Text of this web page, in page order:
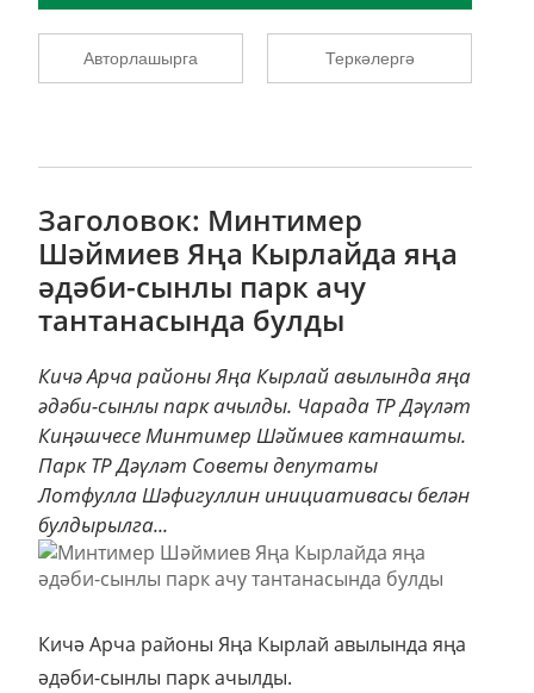
Авторлашырга Теркәлергә
Заголовок: Минтимер
Шәймиев Яңа Кырлайда яңа
әдәби-сынлы парк ачу
тантанасында булды
Кичә Арча районы Яңа Кырлай авылында яңа
әдәби-сынлы парк ачылды. Чарада ТР Дәүләт
Киңәшчесе Минтимер Шәймиев катнашты.
Парк ТР Дәүләт Советы депутаты
Лотфулла Шәфигуллин инициативасы белән
булдырылга...
Кичә Арча районы Яңа Кырлай авылында яңа
әдәби-сынлы парк ачылды.